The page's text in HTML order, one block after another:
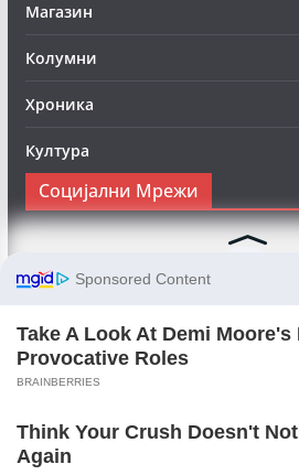
Магазин
Колумни
Хроника
Култура
Социјални Мрежи
Следете нè на Фејсбук за да сте